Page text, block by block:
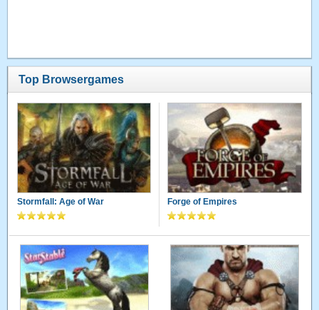
Top Browsergames
Stormfall: Age of War Forge of Empires